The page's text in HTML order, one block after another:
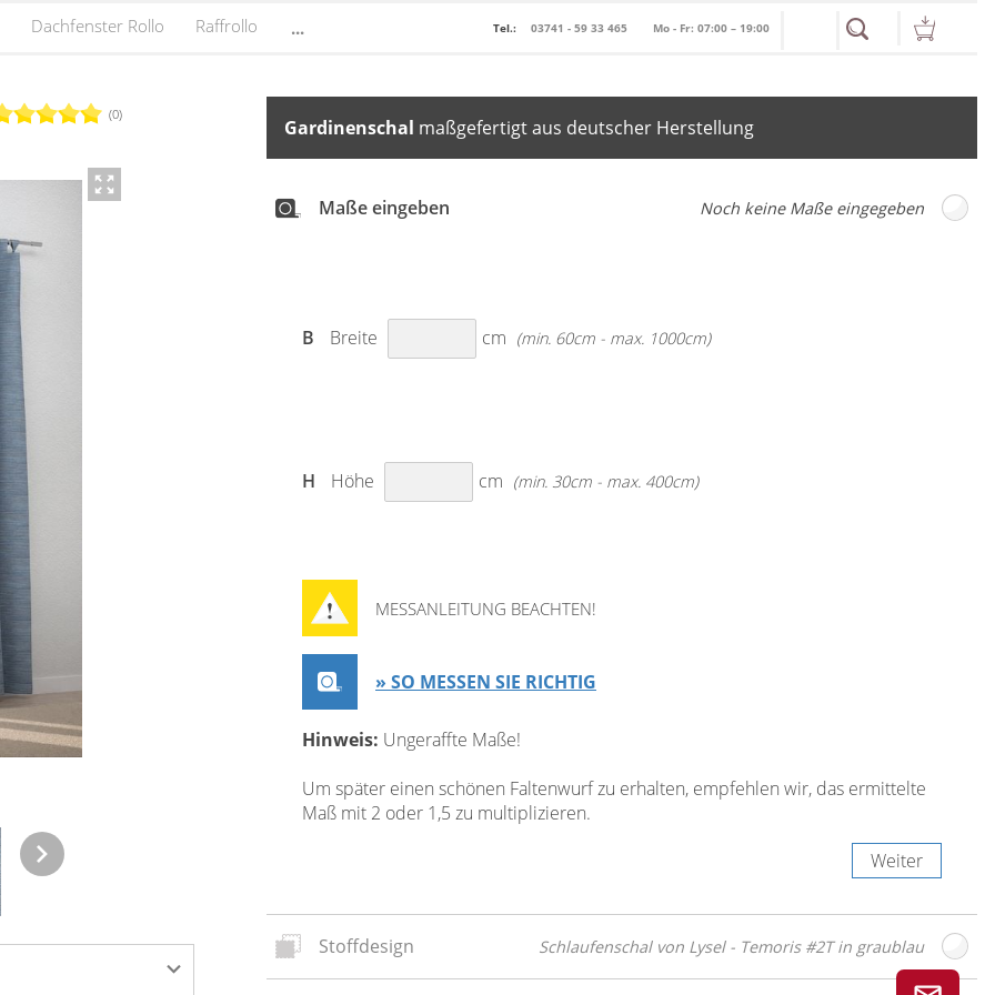
Dachfenster Rollo Raffrollo ... Tel.: 03741 - 59 33 465 Mo - Fr: 07:00 – 19:00
(0)
Gardinenschal maßgefertigt aus deutscher Herstellung
Maße eingeben
B Breite cm (min. 60cm - max. 1000cm)
H Höhe cm (min. 30cm - max. 400cm)
MESSANLEITUNG BEACHTEN!
» SO MESSEN SIE RICHTIG
Hinweis: Ungeraffte Maße!
Um später einen schönen Faltenwurf zu erhalten, empfehlen wir, das ermittelte
Maß mit 2 oder 1,5 zu multiplizieren.
Weiter
Stoffdesign Schlaufenschal von Lysel - Temoris #2T in graublau